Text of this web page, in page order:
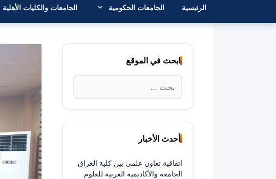
الرئيسية الجامعات الحكومية الجامعات والكليات الأهلية
ابحث في الموقع
البحث
عن:
أحدث الأخبار
اتفاقية تعاون علمي بين كلية العراق
الجامعة والأكاديمية العربية للعلوم